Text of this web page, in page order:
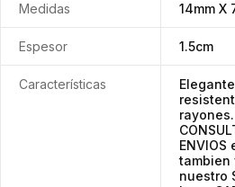
Medidas 14mm X
Espesor 1.5cm
Características
rayones.
ENVIOS
tambien
nuestro